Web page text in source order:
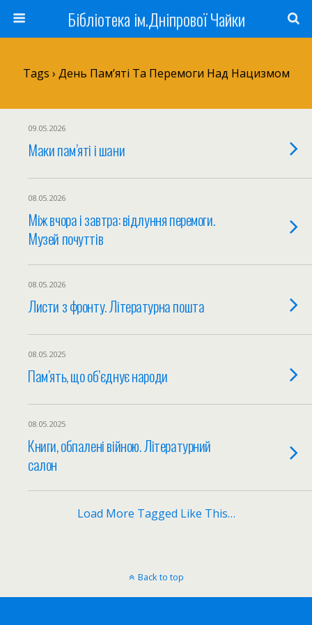
Бібліотека ім.Дніпрової Чайки
Tags › День Пам’яті Та Перемоги Над Нацизмом
09.05.2026
Маки пам’яті і шани
08.05.2026
Між вчора і завтра: відлуння перемоги.
Музей почуттів
08.05.2026
Листи з фронту. Літературна пошта
08.05.2025
Пам’ять, що об’єднує народи
08.05.2025
Книги, обпалені війною. Літературний
салон
Load More Tagged Like This…
Back to top